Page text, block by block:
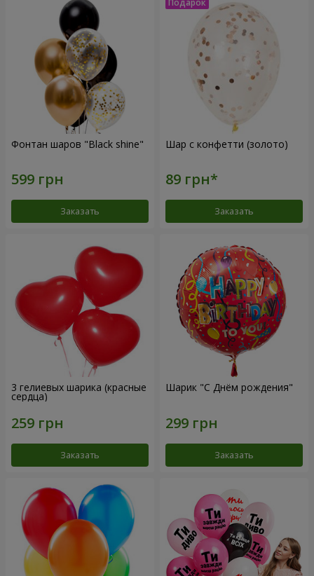
Фонтан шаров "Black shine"
Заказать
Шар с конфетти (золото)
Заказать
3 гелиевых шарика (красные
сердца)
Заказать
Шарик "С Днём рождения"
Заказать